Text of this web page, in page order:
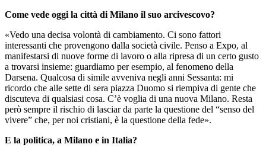
Come vede oggi la città di Milano il suo arcivescovo?
«Vedo una decisa volontà di cambiamento. Ci sono fattori
interessanti che provengono dalla società civile. Penso a Expo, al
manifestarsi di nuove forme di lavoro o alla ripresa di un certo gusto
a trovarsi insieme: guardiamo per esempio, al fenomeno della
Darsena. Qualcosa di simile avveniva negli anni Sessanta: mi
ricordo che alle sette di sera piazza Duomo si riempiva di gente che
discuteva di qualsiasi cosa. C’è voglia di una nuova Milano. Resta
però sempre il rischio di lasciar da parte la questione del “senso del
vivere” che, per noi cristiani, è la questione della fede».
E la politica, a Milano e in Italia?